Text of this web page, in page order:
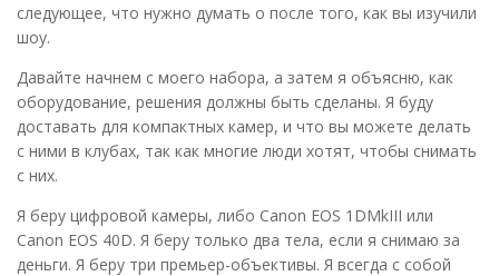
следующее, что нужно думать о после того, как вы изучили
шоу.
Давайте начнем с моего набора, а затем я объясню, как
оборудование, решения должны быть сделаны. Я буду
доставать для компактных камер, и что вы можете делать
с ними в клубах, так как многие люди хотят, чтобы снимать
с них.
Я беру цифровой камеры, либо Canon EOS 1DMkIII или
Canon EOS 40D. Я беру только два тела, если я снимаю за
деньги. Я беру три премьер-объективы. Я всегда с собой